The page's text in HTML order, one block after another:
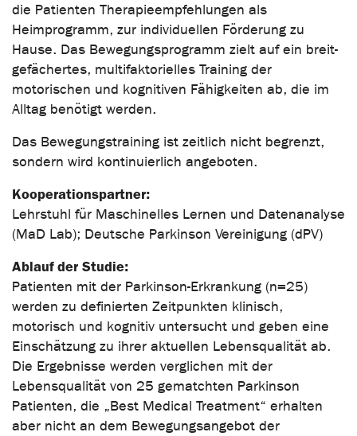
die Patienten Therapieempfehlungen als
Heimprogramm, zur individuellen Förderung zu
Hause. Das Bewegungsprogramm zielt auf ein breit-
gefächertes, multifaktorielles Training der
motorischen und kognitiven Fähigkeiten ab, die im
Alltag benötigt werden.
Das Bewegungstraining ist zeitlich nicht begrenzt,
sondern wird kontinuierlich angeboten.
Kooperationspartner:
Lehrstuhl für Maschinelles Lernen und Datenanalyse
(MaD Lab); Deutsche Parkinson Vereinigung (dPV)
Ablauf der Studie:
Patienten mit der Parkinson-Erkrankung (n=25)
werden zu definierten Zeitpunkten klinisch,
motorisch und kognitiv untersucht und geben eine
Einschätzung zu ihrer aktuellen Lebensqualität ab.
Die Ergebnisse werden verglichen mit der
Lebensqualität von 25 gematchten Parkinson
Patienten, die „Best Medical Treatment“ erhalten
aber nicht an dem Bewegungsangebot der